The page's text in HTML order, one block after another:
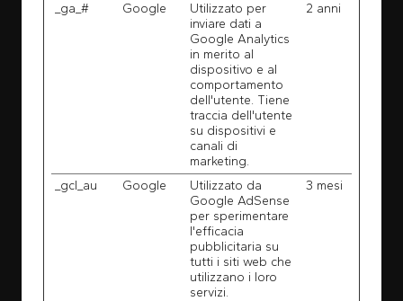
_ga_# Google
Utilizzato per
inviare dati a
Google Analytics
in merito al
dispositivo e al
comportamento
dell'utente. Tiene
traccia dell'utente
su dispositivi e
canali di
marketing.
2 anni
_gcl_au Google
Utilizzato da
Google AdSense
per sperimentare
l'efficacia
pubblicitaria su
tutti i siti web che
utilizzano i loro
servizi.
3 mesi